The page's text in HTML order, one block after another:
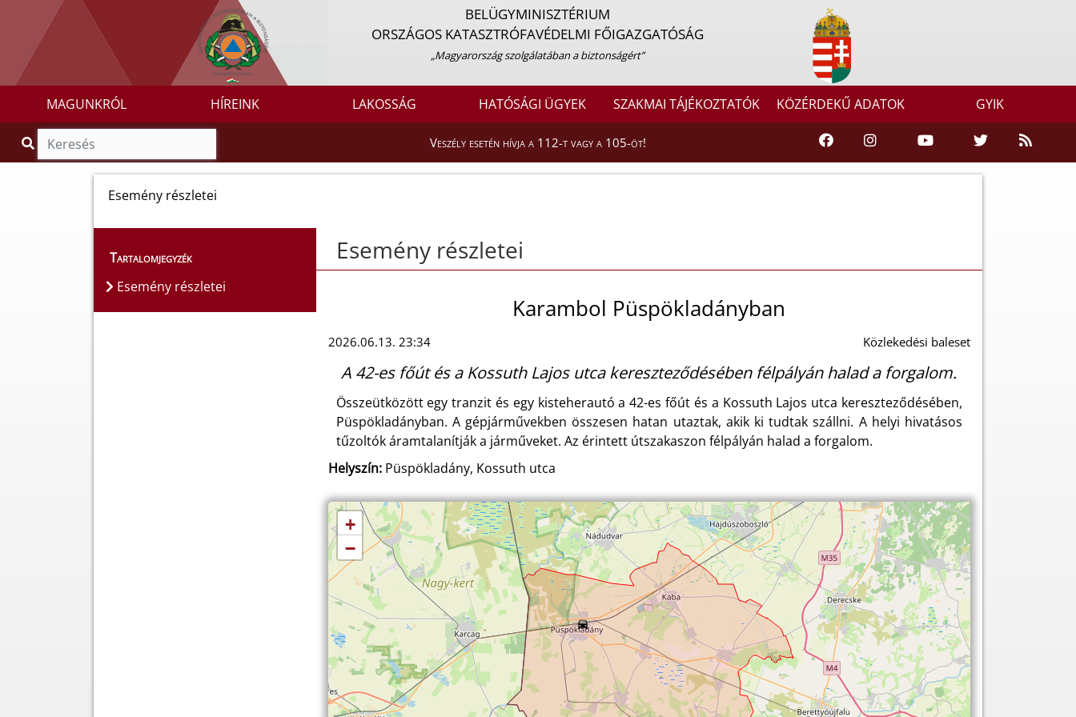
BELÜGYMINISZTÉRIUM
ORSZÁGOS KATASZTRÓFAVÉDELMI FŐIGAZGATÓSÁG
„Magyarország szolgálatában a biztonságért”
MAGUNKRÓL HÍREINK LAKOSSÁG HATÓSÁGI ÜGYEK SZAKMAI TÁJÉKOZTATÓK KÖZÉRDEKŰ ADATOK GYIK
Veszély esetén hívja a 112-t vagy a 105-öt!
Esemény részletei
Tartalomjegyzék
Esemény részletei
Esemény részletei
Karambol Püspökladányban
2026.06.13. 23:34 Közlekedési baleset
A 42-es főút és a Kossuth Lajos utca kereszteződésében félpályán halad a forgalom.
Összeütközött egy tranzit és egy kisteherautó a 42-es főút és a Kossuth Lajos utca kereszteződésében,
Püspökladányban. A gépjárművekben összesen hatan utaztak, akik ki tudtak szállni. A helyi hivatásos
tűzoltók áramtalanítják a járműveket. Az érintett útszakaszon félpályán halad a forgalom.
Helyszín:Püspökladány, Kossuth utca
+
−